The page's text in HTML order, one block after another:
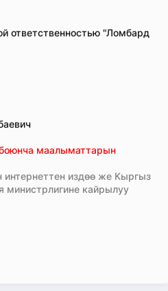
ответственностью "Ломбард
маалыматтарын
издөө же Кыргыз
кайрылуу